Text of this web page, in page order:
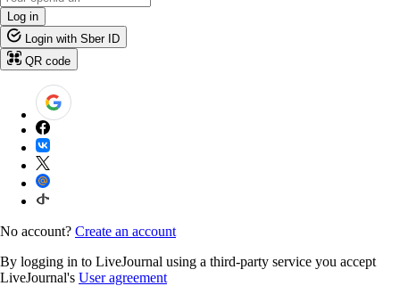
Log in
Login with Sber ID
QR code
No account? Create an account
By logging in to LiveJournal using a third-party service you accept
LiveJournal's User agreement